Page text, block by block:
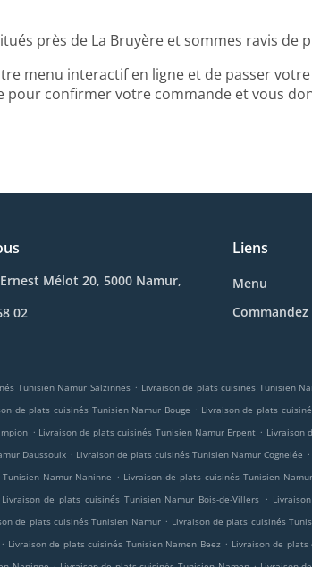
près de La Bruyère et sommes ravis de
menu interactif en ligne et de passer
confirmer votre commande et vous
Mélot 20, 5000 Namur,
02
Liens
Menu
Commandez
Tunisien Namur Salzinnes . Livraison de plats cuisinés Tunisien
de plats cuisinés Tunisien Namur Bouge . Livraison de plats
. Livraison de plats cuisinés Tunisien Namur Erpent . Livraison
Daussoulx . Livraison de plats cuisinés Tunisien Namur Cognelée .
Namur Naninne . Livraison de plats cuisinés Tunisien
Livraison de plats cuisinés Tunisien Namur Bois-de-Villers .
de plats cuisinés Tunisien Namur . Livraison de plats cuisinés
. Livraison de plats cuisinés Tunisien Namen Beez . Livraison de
. .